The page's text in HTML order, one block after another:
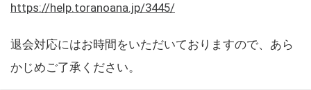
https://help.toranoana.jp/3445/
退会対応にはお時間をいただいておりますので、あら
かじめご了承ください。